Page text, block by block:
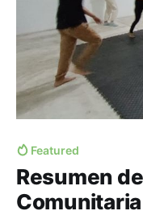
Featured
Resumen
Comunitaria